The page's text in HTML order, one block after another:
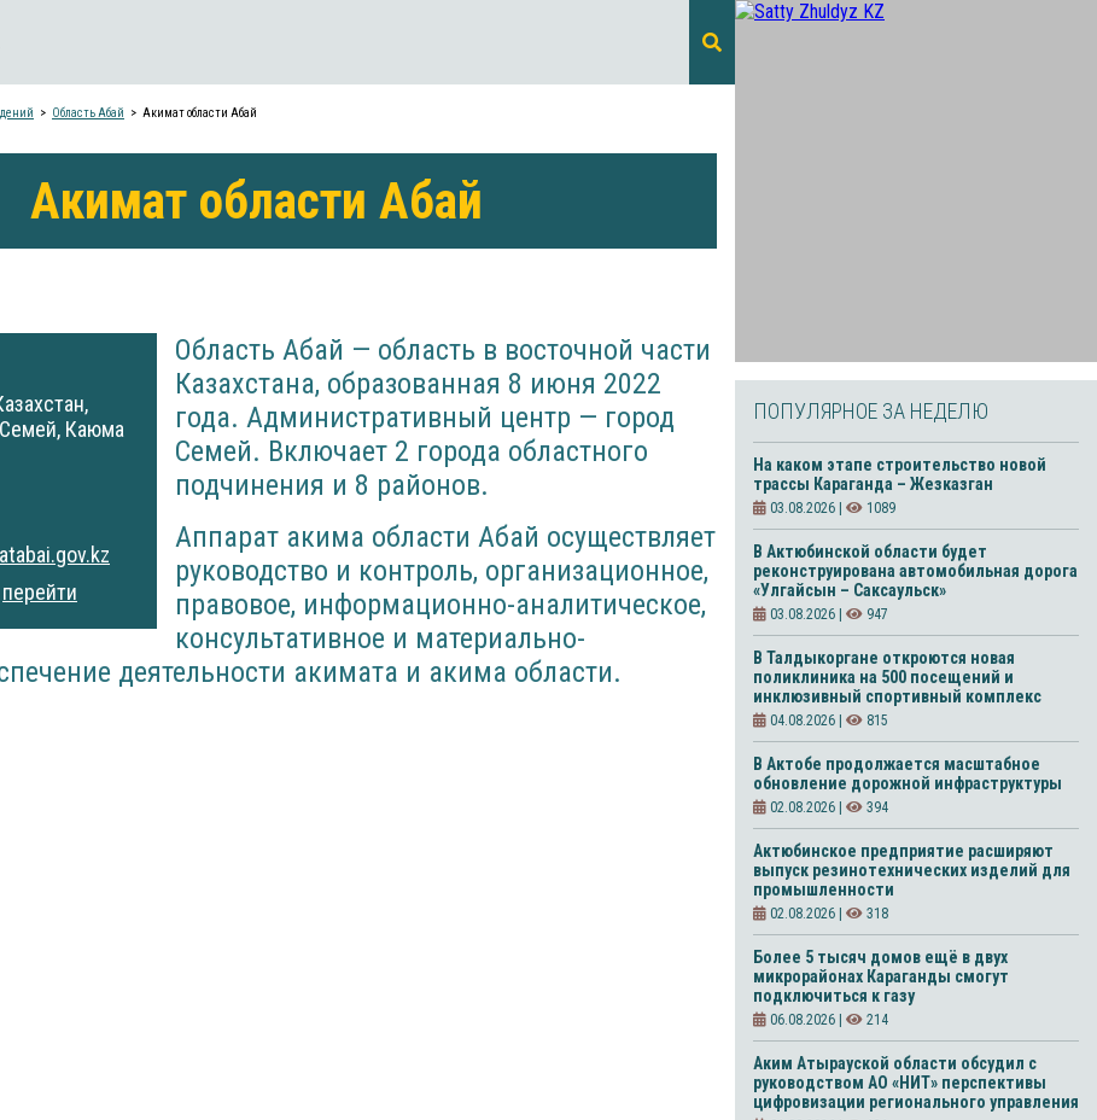
Область Абай Акимат области Абай
Акимат области Абай
Каюма
перейти
Область Абай — область в восточной части
Казахстана, образованная 8 июня 2022
года. Административный центр — город
Семей. Включает 2 города областного
подчинения и 8 районов.
Аппарат акима области Абай осуществляет
руководство и контроль, организационное,
правовое, информационно-аналитическое,
консультативное и материально-
деятельности акимата и акима области.
ПОПУЛЯРНОЕ ЗА НЕДЕЛЮ
На каком этапе строительство новой
трассы Караганда – Жезказган
03.08.2026 | 1089
В Актюбинской области будет
реконструирована автомобильная дорога
«Улгайсын – Саксаульск»
03.08.2026 | 947
В Талдыкоргане откроются новая
поликлиника на 500 посещений и
инклюзивный спортивный комплекс
04.08.2026 | 815
В Актобе продолжается масштабное
обновление дорожной инфраструктуры
02.08.2026 | 394
Актюбинское предприятие расширяют
выпуск резинотехнических изделий для
промышленности
02.08.2026 | 318
Более 5 тысяч домов ещё в двух
микрорайонах Караганды смогут
подключиться к газу
06.08.2026 | 214
Аким Атырауской области обсудил с
руководством АО «НИТ» перспективы
цифровизации регионального управления